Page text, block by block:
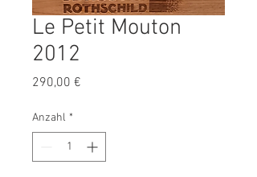
Le Petit Mouton
2012
290,00 €
Anzahl *